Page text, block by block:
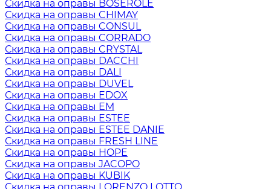
Скидка на оправы BOSEROLE
Скидка на оправы CHIMAY
Скидка на оправы CONSUL
Скидка на оправы CORRADO
Скидка на оправы CRYSTAL
Скидка на оправы DACCHI
Скидка на оправы DALI
Скидка на оправы DUVEL
Скидка на оправы EDOX
Скидка на оправы EM
Скидка на оправы ESTEE
Скидка на оправы ESTEE DANIE
Скидка на оправы FRESH LINE
Скидка на оправы HOPE
Скидка на оправы JACOPO
Скидка на оправы KUBIK